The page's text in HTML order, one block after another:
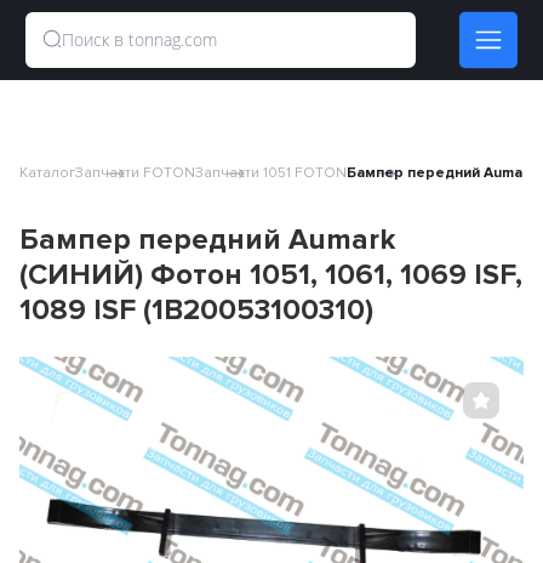
КаталогЗапчасти FOTONЗапчасти 1051 FOTONБампер передний Aumark
Бампер передний Aumark
(СИНИЙ) Фотон 1051, 1061, 1069 ISF,
1089 ISF (1B20053100310)